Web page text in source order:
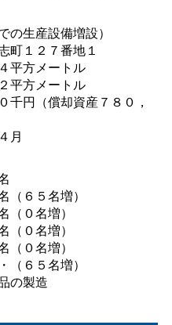
の生産設備増設）
町１２７番地１
平方メートル
平方メートル
千円（償却資産７８０，
月
（６５名増）
（０名増）
（０名増）
（０名増）
（６５名増）
の製造